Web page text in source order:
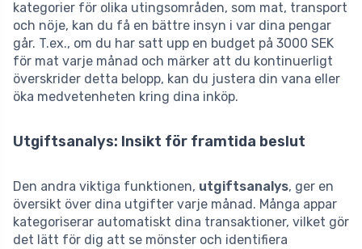
kategorier för olika utingsområden, som mat, transport
och nöje, kan du få en bättre insyn i var dina pengar
går. T.ex., om du har satt upp en budget på 3000 SEK
för mat varje månad och märker att du kontinuerligt
överskrider detta belopp, kan du justera din vana eller
öka medvetenheten kring dina inköp.
Utgiftsanalys: Insikt för framtida beslut
Den andra viktiga funktionen, utgiftsanalys, ger en
översikt över dina utgifter varje månad. Många appar
kategoriserar automatiskt dina transaktioner, vilket gör
det lätt för dig att se mönster och identifiera